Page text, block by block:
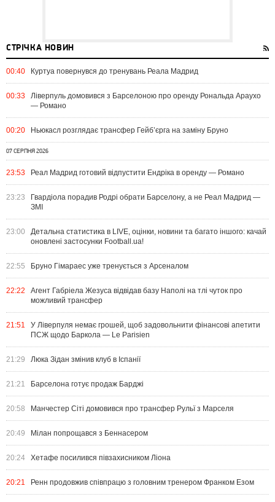
СТРІЧКА НОВИН
00:40 Куртуа повернувся до тренувань Реала Мадрид
00:33
Ліверпуль домовився з Барселоною про оренду Рональда Араухо
— Романо
00:20 Ньюкасл розглядає трансфер Гейб’єрга на заміну Бруно
07 СЕРПНЯ 2026
23:53 Реал Мадрид готовий відпустити Ендріка в оренду — Романо
23:23
Гвардіола порадив Родрі обрати Барселону, а не Реал Мадрид —
ЗМІ
23:00
Детальна статистика в LIVE, оцінки, новини та багато іншого: качай
оновлені застосунки Football.ua!
22:55 Бруно Гімараес уже тренується з Арсеналом
22:22
Агент Габріела Жезуса відвідав базу Наполі на тлі чуток про
можливий трансфер
21:51
У Ліверпуля немає грошей, щоб задовольнити фінансові апетити
ПСЖ щодо Баркола — Le Parisien
21:29 Люка Зідан змінив клуб в Іспанії
21:21 Барселона готує продаж Барджі
20:58 Манчестер Сіті домовився про трансфер Рульї з Марселя
20:49 Мілан попрощався з Беннасером
20:24 Хетафе посилився півзахисником Ліона
20:21 Ренн продовжив співпрацю з головним тренером Франком Езом